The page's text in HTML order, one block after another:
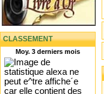
CLASSEMENT
Moy. 3 derniers mois